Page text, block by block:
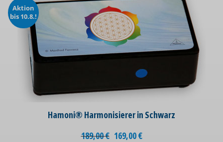
Aktion
bis 10.8.!
Hamoni® Harmonisierer in Schwarz
189,00€ 169,00€